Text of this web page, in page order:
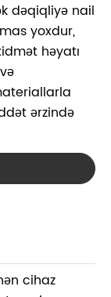
dəqiqliyə nail
yoxdur,
həyatı
ərzində
cihaz